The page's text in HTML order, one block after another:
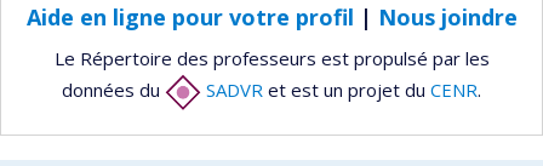
Aide en ligne pour votre profil | Nous joindre
Le Répertoire des professeurs est propulsé par les
données du
SADVR et est un projet du CENR.